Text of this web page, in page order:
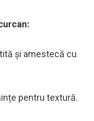
și amestecă cu
pentru textură.